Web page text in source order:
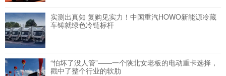
实测出真知 复购见实力！中国重汽HOWO新能源冷藏
车铸就绿色冷链标杆
“怕坏了没人管”——一个陕北女老板的电动重卡选择，
戳中了整个行业的软肋